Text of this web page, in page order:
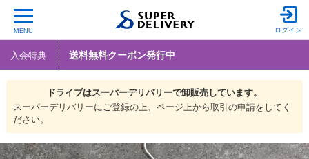
MENU ログイン
入会特典 送料無料クーポン発行中
ドライブはスーパーデリバリーで卸販売しています。
スーパーデリバリーにご登録の上、ページ上から取引の申請をしてく
ださい。